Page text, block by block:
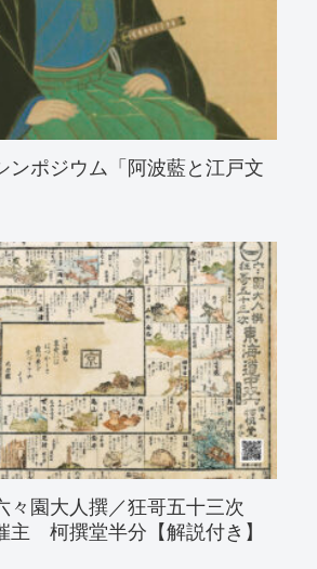
ンポジウム「阿波藍と江戸文
々園大人撰／狂哥五十三次
柯撰堂半分【解説付き】